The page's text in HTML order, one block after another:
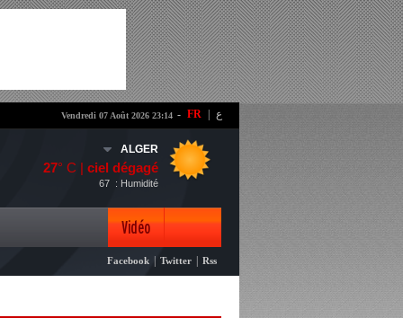
- FR ع Vendredi 07 Août 2026 23:14
ALGER
27° C | ciel dégagé
: Humidité
67
Vidéo
Photo
Facebook Twitter Rss